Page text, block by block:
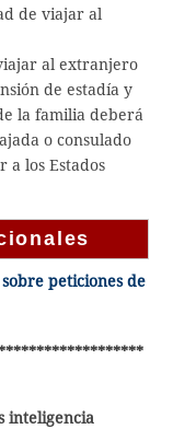
de viajar al
al extranjero
de estadía y
la familia deberá
o consulado
a los Estados
peticiones de
inteligencia